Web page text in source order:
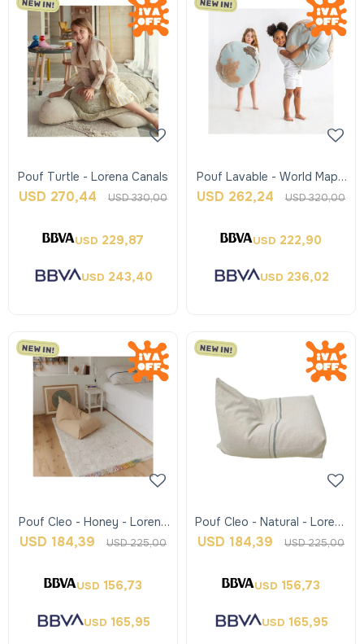
Pouf Turtle - Lorena Canals
USD 270,44 USD330,00
USD 229,87
USD 243,40
Pouf Lavable - World Map -
Lorena Canals
USD 262,24 USD320,00
USD 222,90
USD 236,02
Pouf Cleo - Honey - Lorena
Canals
USD 184,39 USD225,00
USD 156,73
USD 165,95
Pouf Cleo - Natural - Lorena
Canals
USD 184,39 USD225,00
USD 156,73
USD 165,95